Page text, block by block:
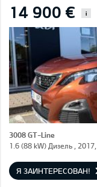
14 900 € i
3008 GT-Line
1.6 (88 kW) Дизель ,
Я ЗАИНТЕРЕСОВАН!